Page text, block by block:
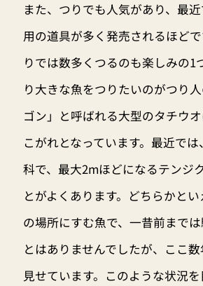
また、つりでも人気があり、最
用の道具が多く発売されるほど
りでは数多くつるのも楽しみの1
り大きな魚をつりたいのがつり
ゴン」と呼ばれる大型のタチウ
こがれとなっています。最近で
科で、最大2mほどになるテンジ
とがよくあります。どちらかと
の場所にすむ魚で、一昔前まで
とはありませんでしたが、ここ
見せています。このような状況